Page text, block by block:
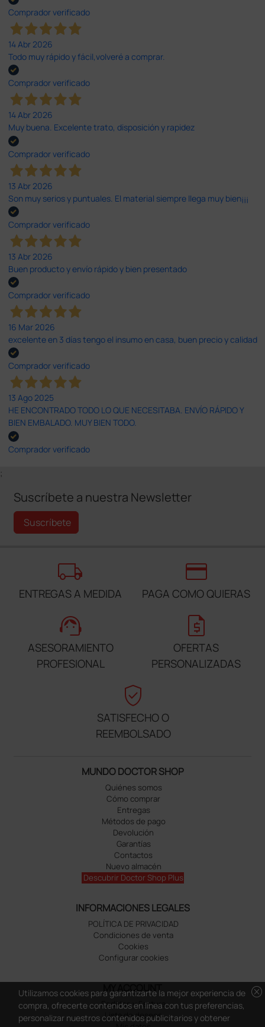
Comprador verificado
14 Abr 2026
Todo muy rápido y fácil,volveré a comprar.
Comprador verificado
14 Abr 2026
Muy buena. Excelente trato, disposición y rapidez
Comprador verificado
13 Abr 2026
Son muy serios y puntuales. El material siempre llega muy bien¡¡¡
Comprador verificado
13 Abr 2026
Buen producto y envío rápido y bien presentado
Comprador verificado
16 Mar 2026
excelente en 3 días tengo el insumo en casa, buen precio y calidad
Comprador verificado
13 Ago 2025
HE ENCONTRADO TODO LO QUE NECESITABA. ENVÍO RÁPIDO Y
BIEN EMBALADO. MUY BIEN TODO.
Comprador verificado
;
Suscríbete a nuestra Newsletter
Suscríbete
local_shipping
ENTREGAS A MEDIDA
credit_card
PAGA COMO QUIERAS
support_agent
ASESORAMIENTO
PROFESIONAL
request_quote
OFERTAS
PERSONALIZADAS
verified_user
SATISFECHO O
REEMBOLSADO
MUNDO DOCTOR SHOP
Quiénes somos
Cómo comprar
Entregas
Métodos de pago
Devolución
Garantías
Contactos
Nuevo almacén
Descubrir Doctor Shop Plus
INFORMACIONES LEGALES
POLÍTICA DE PRIVACIDAD
Condiciones de venta
Cookies
Configurar cookies
MY ACCOUNT
Pedidos y Factura
Lista de deseos
cancel
Utilizamos cookies para garantizarte la mejor experiencia de
compra, ofrecerte contenidos en línea con tus preferencias,
personalizar nuestros contenidos publicitarios y obtener